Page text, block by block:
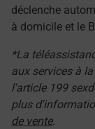
déclenche
à domicile et le
*La
aux services à
l'article 199
plus
de vente.